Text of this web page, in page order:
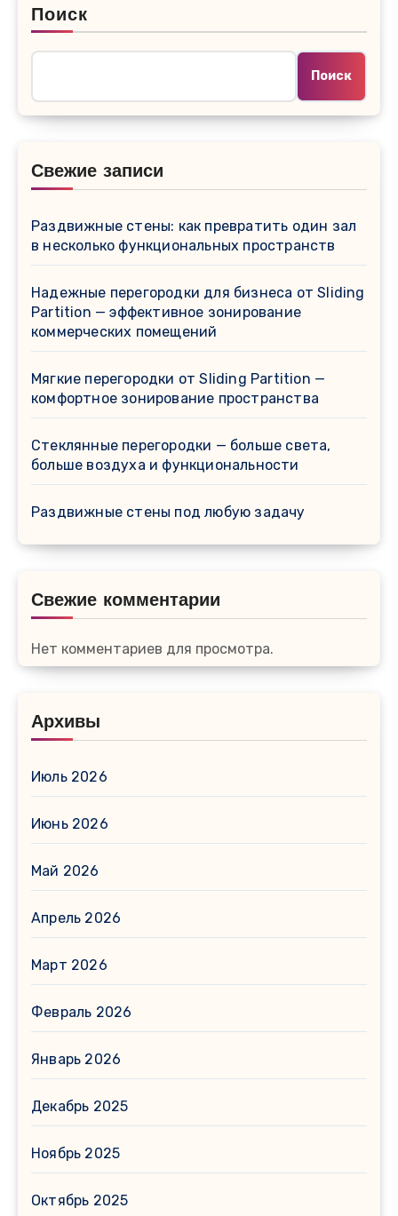
Поиск
Поиск
Свежие записи
Раздвижные стены: как превратить один зал
в несколько функциональных пространств
Надежные перегородки для бизнеса от Sliding
Partition — эффективное зонирование
коммерческих помещений
Мягкие перегородки от Sliding Partition —
комфортное зонирование пространства
Стеклянные перегородки — больше света,
больше воздуха и функциональности
Раздвижные стены под любую задачу
Свежие комментарии
Нет комментариев для просмотра.
Архивы
Июль 2026
Июнь 2026
Май 2026
Апрель 2026
Март 2026
Февраль 2026
Январь 2026
Декабрь 2025
Ноябрь 2025
Октябрь 2025